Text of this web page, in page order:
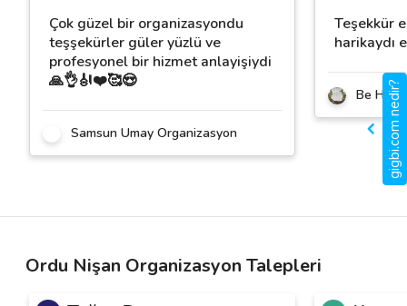
Çok güzel bir organizasyondu
teşşekürler güler yüzlü ve
profesyonel bir hizmet anlayişiydi
🙏👌🎻❤️🥰😍
Samsun Umay Organizasyon
Teşekkür
harikaydı
Be
Ordu Nişan Organizasyon Talepleri
gigbi.com nedir?